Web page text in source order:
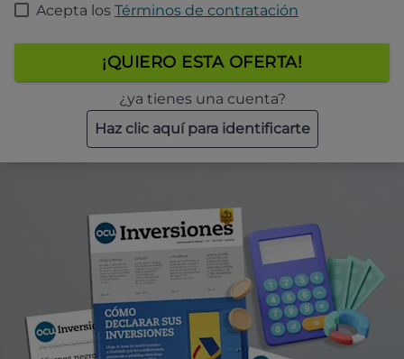
Acepta los Términos de contratación
¡QUIERO ESTA OFERTA!
¿ya tienes una cuenta?
Haz clic aquí para identificarte